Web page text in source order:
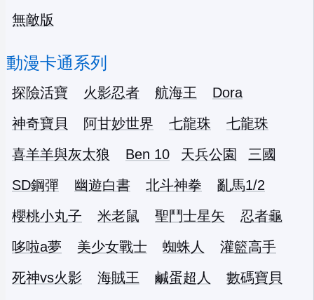
無敵版
動漫卡通系列
探險活寶 火影忍者 航海王
Dora
神奇寶貝
阿甘妙世界 七龍珠
七龍珠
喜羊羊與灰太狼
Ben 10 天兵公園
三國
SD鋼彈
幽遊白書 北斗神拳
亂馬1/2
櫻桃小丸子
米老鼠 聖鬥士星矢
忍者龜
哆啦a夢
美少女戰士 蜘蛛人
灌籃高手
死神vs火影
海賊王 鹹蛋超人
數碼寶貝